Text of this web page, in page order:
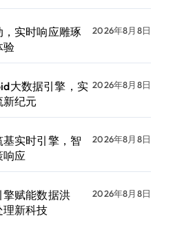
实时响应雕琢
验
2026年8月8日
大数据引擎，实
纪元
2026年8月8日
实时引擎，智
响应
2026年8月8日
赋能数据洪
新科技
2026年8月8日